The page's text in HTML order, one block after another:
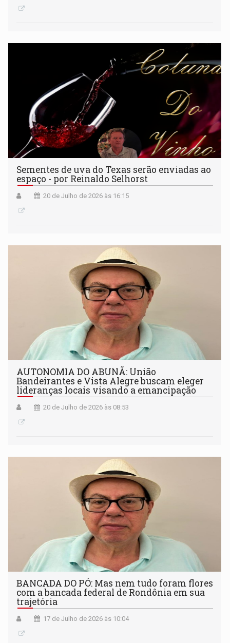
Sementes de uva do Texas serão enviadas ao
espaço - por Reinaldo Selhorst
20 de Julho de 2026 às 16:15
AUTONOMIA DO ABUNÃ: União
Bandeirantes e Vista Alegre buscam eleger
lideranças locais visando a emancipação
20 de Julho de 2026 às 08:53
BANCADA DO PÓ: Mas nem tudo foram flores
com a bancada federal de Rondônia em sua
trajetória
17 de Julho de 2026 às 10:04